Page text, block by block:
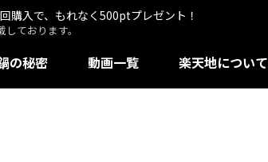
購入で、もれなく500ptプレゼント！
ております。
の秘密 動画一覧 楽天地について